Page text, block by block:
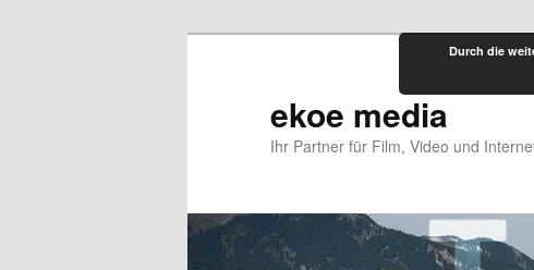
ekoe media
Ihr Partner für Film, Video und
Durch die